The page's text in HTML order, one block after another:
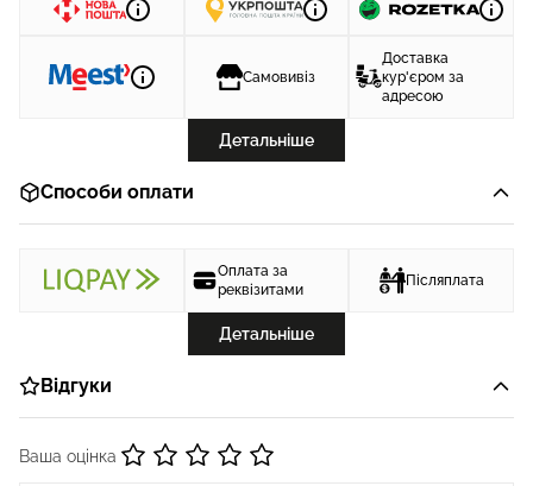
Самовивіз
Доставка
кур'єром за
адресою
Детальніше
Способи оплати
Оплата за
реквізитами
Післяплата
Детальніше
Відгуки
Ваша оцінка